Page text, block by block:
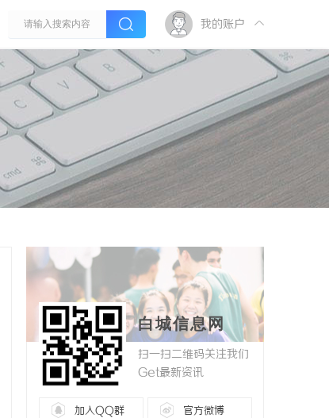
我的账户
白城信息网
扫一扫二维码关注我们
Get最新资讯
加入QQ群 官方微博